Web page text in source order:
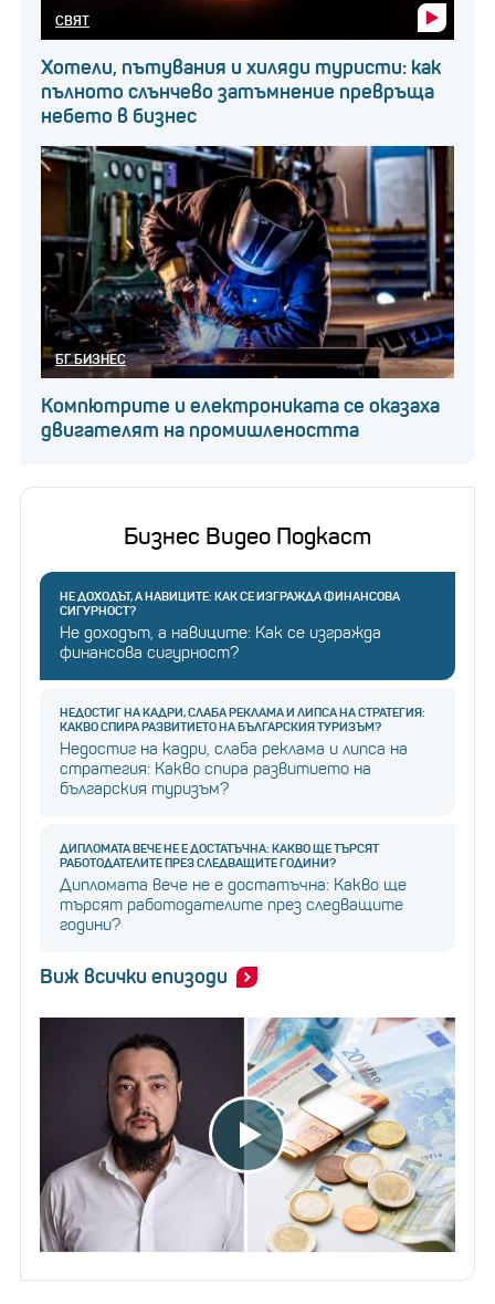
СВЯТ
Хотели, пътувания и хиляди туристи: как
пълното слънчево затъмнение превръща
небето в бизнес
БГ БИЗНЕС
Компютрите и електрониката се оказаха
двигателят на промишлеността
Бизнес Видео Подкаст
НЕ ДОХОДЪТ, А НАВИЦИТЕ: КАК СЕ ИЗГРАЖДА ФИНАНСОВА
СИГУРНОСТ?
Не доходът, а навиците: Как се изгражда
финансова сигурност?
НЕДОСТИГ НА КАДРИ, СЛАБА РЕКЛАМА И ЛИПСА НА СТРАТЕГИЯ:
КАКВО СПИРА РАЗВИТИЕТО НА БЪЛГАРСКИЯ ТУРИЗЪМ?
Недостиг на кадри, слаба реклама и липса на
стратегия: Какво спира развитието на
българския туризъм?
ДИПЛОМАТА ВЕЧЕ НЕ Е ДОСТАТЪЧНА: КАКВО ЩЕ ТЪРСЯТ
РАБОТОДАТЕЛИТЕ ПРЕЗ СЛЕДВАЩИТЕ ГОДИНИ?
Дипломата вече не е достатъчна: Какво ще
търсят работодателите през следващите
години?
Виж всички епизоди